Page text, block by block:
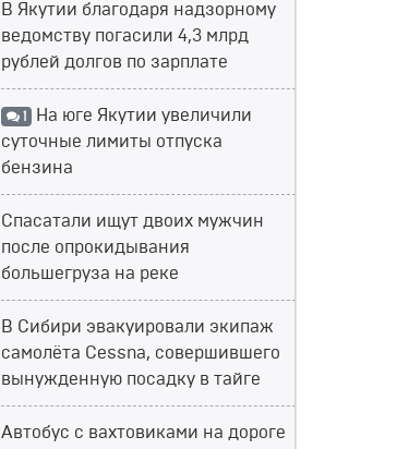
В Якутии благодаря надзорному
ведомству погасили 4,3 млрд
рублей долгов по зарплате
1 На юге Якутии увеличили
суточные лимиты отпуска
бензина
Спасатали ищут двоих мужчин
после опрокидывания
большегруза на реке
В Сибири эвакуировали экипаж
самолёта Cessna, совершившего
вынужденную посадку в тайге
Автобус с вахтовиками на дороге